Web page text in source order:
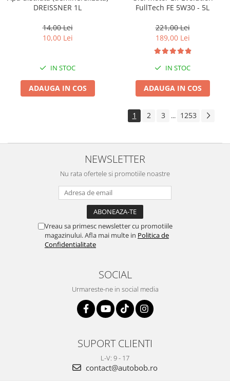
DREISSNER 1L
14,00 Lei
10,00 Lei
IN STOC
ADAUGA IN COS
FullTech FE 5W30 - 5L
221,00 Lei
189,00 Lei
IN STOC
ADAUGA IN COS
1 2 3 ... 1253
NEWSLETTER
Nu rata ofertele si promotiile noastre
Vreau sa primesc newsletter cu promotiile
magazinului. Afla mai multe in Politica de
Confidentialitate
SOCIAL
Urmareste-ne in social media
SUPORT CLIENTI
L-V: 9 - 17
contact@autobob.ro